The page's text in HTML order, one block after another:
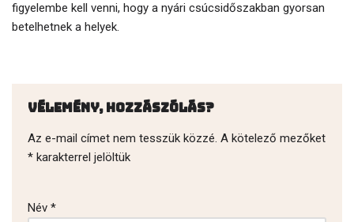
figyelembe kell venni, hogy a nyári csúcsidőszakban gyorsan
betelhetnek a helyek.
Vélemény, hozzászólás?
Az e-mail címet nem tesszük közzé. A kötelező mezőket
* karakterrel jelöltük
Név *